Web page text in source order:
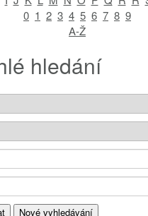
0 1 2 3 4 5 6 7 8 9
A-Ž
hledání